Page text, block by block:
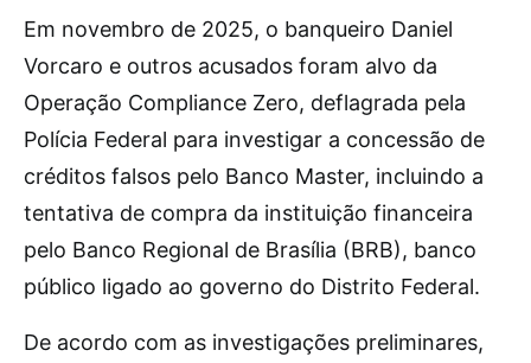
Em novembro de 2025, o banqueiro Daniel
Vorcaro e outros acusados foram alvo da
Operação Compliance Zero, deflagrada pela
Polícia Federal para investigar a concessão de
créditos falsos pelo Banco Master, incluindo a
tentativa de compra da instituição financeira
pelo Banco Regional de Brasília (BRB), banco
público ligado ao governo do Distrito Federal.
De acordo com as investigações preliminares,